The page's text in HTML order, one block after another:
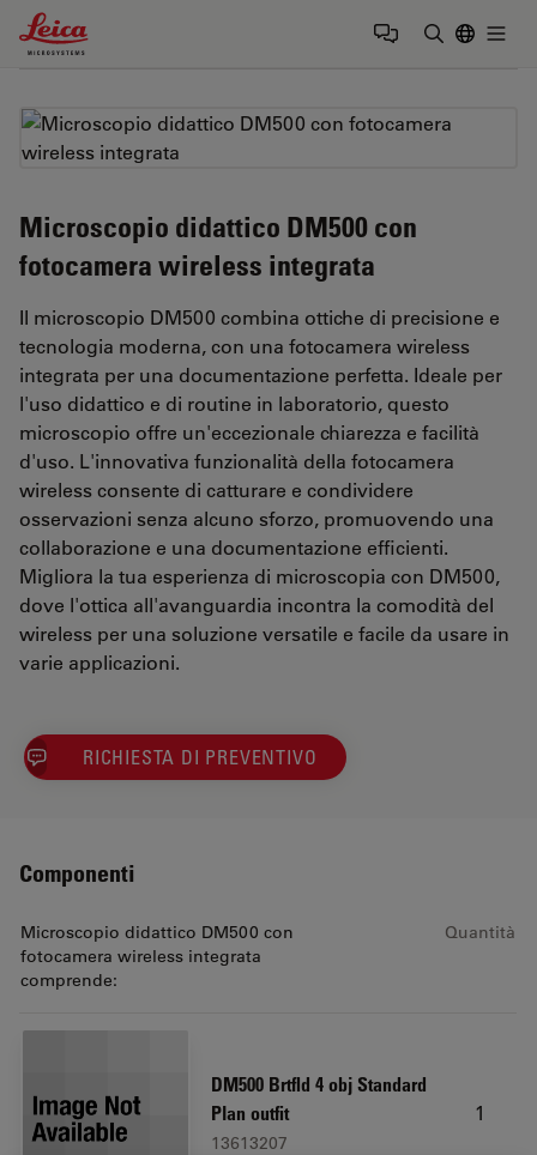
Leica Microsystems Logo
Microscopio didattico DM500 con
fotocamera wireless integrata
Il microscopio DM500 combina ottiche di precisione e
tecnologia moderna, con una fotocamera wireless
integrata per una documentazione perfetta. Ideale per
l'uso didattico e di routine in laboratorio, questo
microscopio offre un'eccezionale chiarezza e facilità
d'uso. L'innovativa funzionalità della fotocamera
wireless consente di catturare e condividere
osservazioni senza alcuno sforzo, promuovendo una
collaborazione e una documentazione efficienti.
Migliora la tua esperienza di microscopia con DM500,
dove l'ottica all'avanguardia incontra la comodità del
wireless per una soluzione versatile e facile da usare in
varie applicazioni.
RICHIESTA DI PREVENTIVO
Componenti
Microscopio didattico DM500 con
fotocamera wireless integrata
comprende:
Quantità
DM500 Brtfld 4 obj Standard
Plan outfit
13613207
1